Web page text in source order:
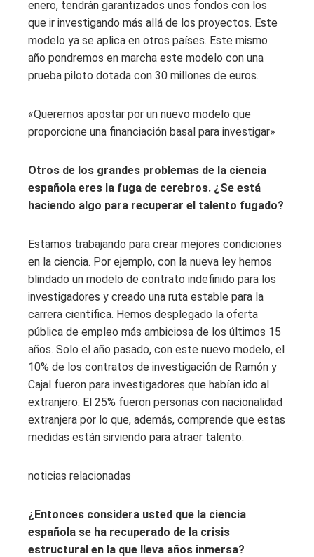
enero, tendrán garantizados unos fondos con los
que ir investigando más allá de los proyectos. Este
modelo ya se aplica en otros países. Este mismo
año pondremos en marcha este modelo con una
prueba piloto dotada con 30 millones de euros.
«Queremos apostar por un nuevo modelo que
proporcione una financiación basal para investigar»
Otros de los grandes problemas de la ciencia
española eres la fuga de cerebros. ¿Se está
haciendo algo para recuperar el talento fugado?
Estamos trabajando para crear mejores condiciones
en la ciencia. Por ejemplo, con la nueva ley hemos
blindado un modelo de contrato indefinido para los
investigadores y creado una ruta estable para la
carrera científica. Hemos desplegado la oferta
pública de empleo más ambiciosa de los últimos 15
años. Solo el año pasado, con este nuevo modelo, el
10% de los contratos de investigación de Ramón y
Cajal fueron para investigadores que habían ido al
extranjero. El 25% fueron personas con nacionalidad
extranjera por lo que, además, comprende que estas
medidas están sirviendo para atraer talento.
noticias relacionadas
¿Entonces considera usted que la ciencia
española se ha recuperado de la crisis
estructural en la que lleva años inmersa?